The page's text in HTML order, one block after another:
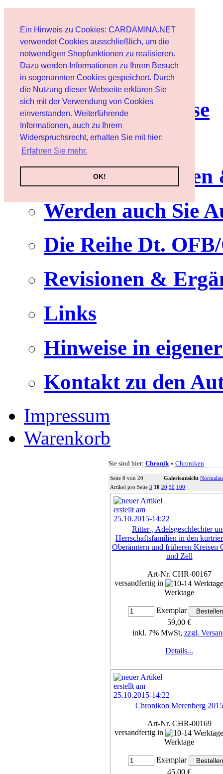
Ein Hinweis zu Cookies: CARDAMINA.NET
verwendet Cookies ausschließlich, um die
notwendigen Shopfunktionen zu realisieren.
Dazu werden Informationen zu Ihrem Besuch
in sogenannten Cookies gespeichert. Durch
die Nutzung dieser Webseite erklären Sie
sich mit der Verwendung von Cookies
einverstanden. Weiterführende
Informationen, auch zu Ihrem
Widerspruchsrecht, erhalten Sie mit hier:
Erfahren Sie mehr.
OK!
Benutzer
Newsletter
Nutzungshinweise
Service
Werden auch Sie
Die Reihe Dt.
Revisionen &
Links
Hinweise in
Kontakt zu den
Impressum
Warenkorb
Sie sind hier: Chronik » Chroniken
Seite 8 von 20 Galerieansicht
Artikel pro Seite 3 10 20 50 100
Ritter-, Adelsgeschlechter
Herrschaftsfamilien in den
Oberämtern und früheren Kreisen
und Zell
Art-Nr. CHR-00167
versandfertig in
Werktage
Exemplar
59,00 €
inkl. 7% MwSt, zzgl.
Details...
Chronikon Merenberg 2015
Art-Nr. CHR-00169
versandfertig in
Werktage
Exemplar
45,00 €